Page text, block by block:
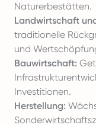
Naturerbestätten.
Landwirtschaft
traditionelle
und
Bauwirtschaft:
Investitionen.
Herstellung: